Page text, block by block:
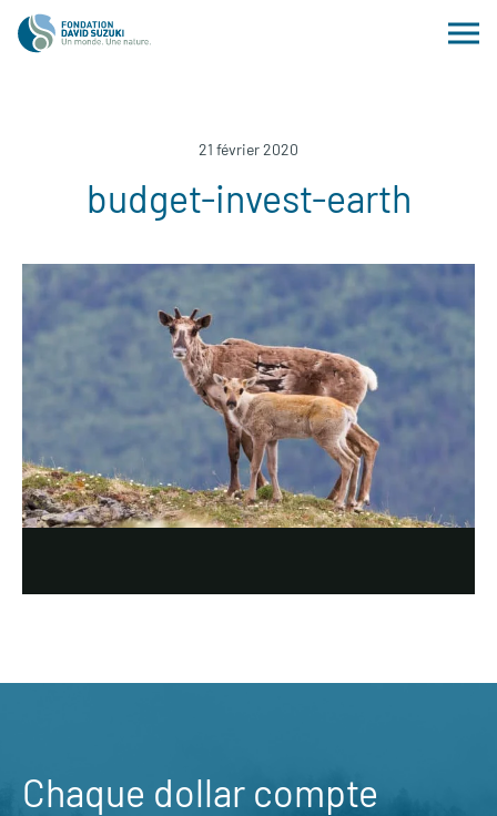
21 février 2020
budget-invest-earth
Chaque dollar compte